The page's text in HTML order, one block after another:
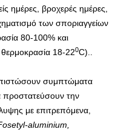
ημέρες, βροχερές ημέρες,
των σποριαγγείων
80-100% και
18-220C)..
συμπτώματα
την
με επιτρεπόμενα,
aluminium,